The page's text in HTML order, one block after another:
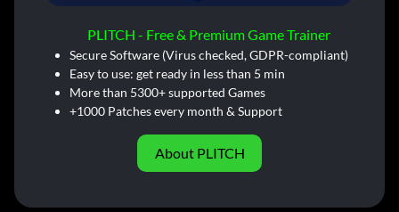
PLITCH - Free & Premium Game Trainer
Secure Software (Virus checked, GDPR-compliant)
Easy to use: get ready in less than 5 min
More than 5300+ supported Games
+1000 Patches every month & Support
About PLITCH